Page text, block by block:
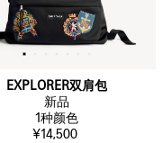
EXPLORER双肩包
新品
1种颜色
¥14,500